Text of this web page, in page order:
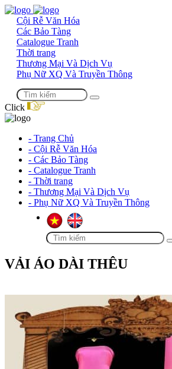
Cội Rễ Văn Hóa
Các Bảo Tàng
Catalogue Tranh
Thời trang
Thương Mại Và Dịch Vụ
Phụ Nữ XQ Và Truyền Thông
Click
- Trang Chủ
- Cội Rễ Văn Hóa
- Các Bảo Tàng
- Catalogue Tranh
- Thời trang
- Thương Mại Và Dịch Vụ
- Phụ Nữ XQ Và Truyền Thông
VẢI ÁO DÀI THÊU